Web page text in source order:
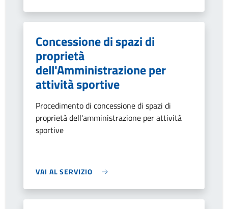
Concessione di spazi di
proprietà
dell'Amministrazione per
attività sportive
Procedimento di concessione di spazi di
proprietà dell'amministrazione per attività
sportive
VAI AL SERVIZIO